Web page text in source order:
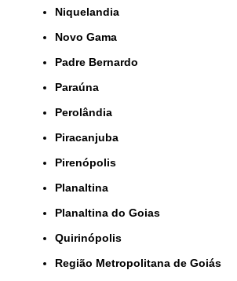
Niquelandia
Novo Gama
Padre Bernardo
Paraúna
Perolândia
Piracanjuba
Pirenópolis
Planaltina
Planaltina do Goias
Quirinópolis
Região Metropolitana de Goiás